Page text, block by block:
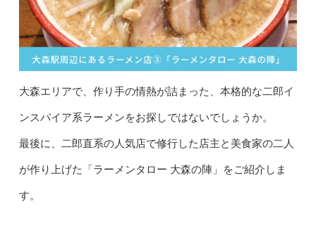
大森エリアで、作り手の情熱が詰まった、本格的な二郎イ
ンスパイア系ラーメンをお探しではないでしょうか。
最後に、二郎直系の人気店で修行した店主と美食家の二人
が作り上げた「ラーメンタロー 大森の陣」をご紹介しま
す。